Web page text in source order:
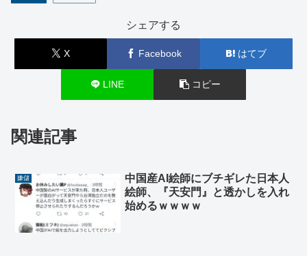
シェアする
X Facebook はてブ
LINE コピー
関連記事
嫌儲
中国産AI絵師にブチギレた日本人
絵師、『天安門』と透かしを入れ
始めるｗｗｗｗ